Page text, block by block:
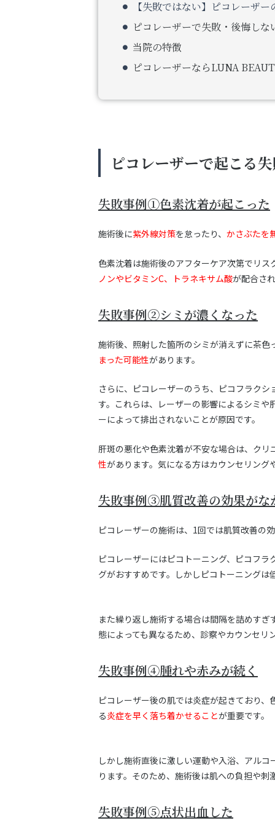
【失敗ではない】ピコレーザ
ピコレーザーで失敗・後悔しな
当院の特徴
ピコレーザーならLUNA
ピコレーザーで起こる
失敗事例①色素沈着が起こった
施術後に紫外線対策を怠ったり、 かさぶたを
色素沈着は施術後のアフターケア次第でリ
ノンやビタミンC、トラネキサム酸が配合さ
失敗事例②シミが濃くなった
施術後、照射した箇所のシミが消えずに茶
まった可能性があります。
さらに、ピコレーザーのうち、ピコフラク
す。これらは、レーザーの影響によるシミ
ーによって排出されないことが原因です。
肝斑の悪化や色素沈着が不安な場合は、クリ
性があります。気になる方はカウンセリン
失敗事例③肌質改善の効果がな
ピコレーザーの施術は、1回では肌質改善の
ピコレーザーにはピコトーニング、ピコフ
グがおすすめです。しかしピコトーニングは
また繰り返し施術する場合は間隔を詰めす
態によっても異なるため、診察やカウンセリ
失敗事例④腫れや赤みが続く
ピコレーザー後の肌では炎症が起きており
る炎症を早く落ち着かせることが重要です。
しかし施術直後に激しい運動や入浴、アル
ります。そのため、施術後は肌への負担や
失敗事例⑤点状出血した